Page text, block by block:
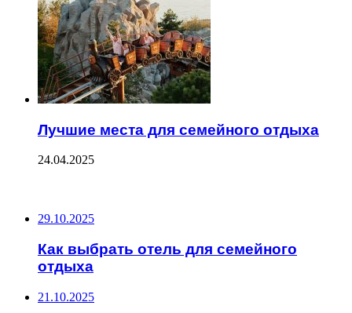
Лучшие места для семейного отдыха
24.04.2025
29.10.2025
Как выбрать отель для семейного
отдыха
21.10.2025